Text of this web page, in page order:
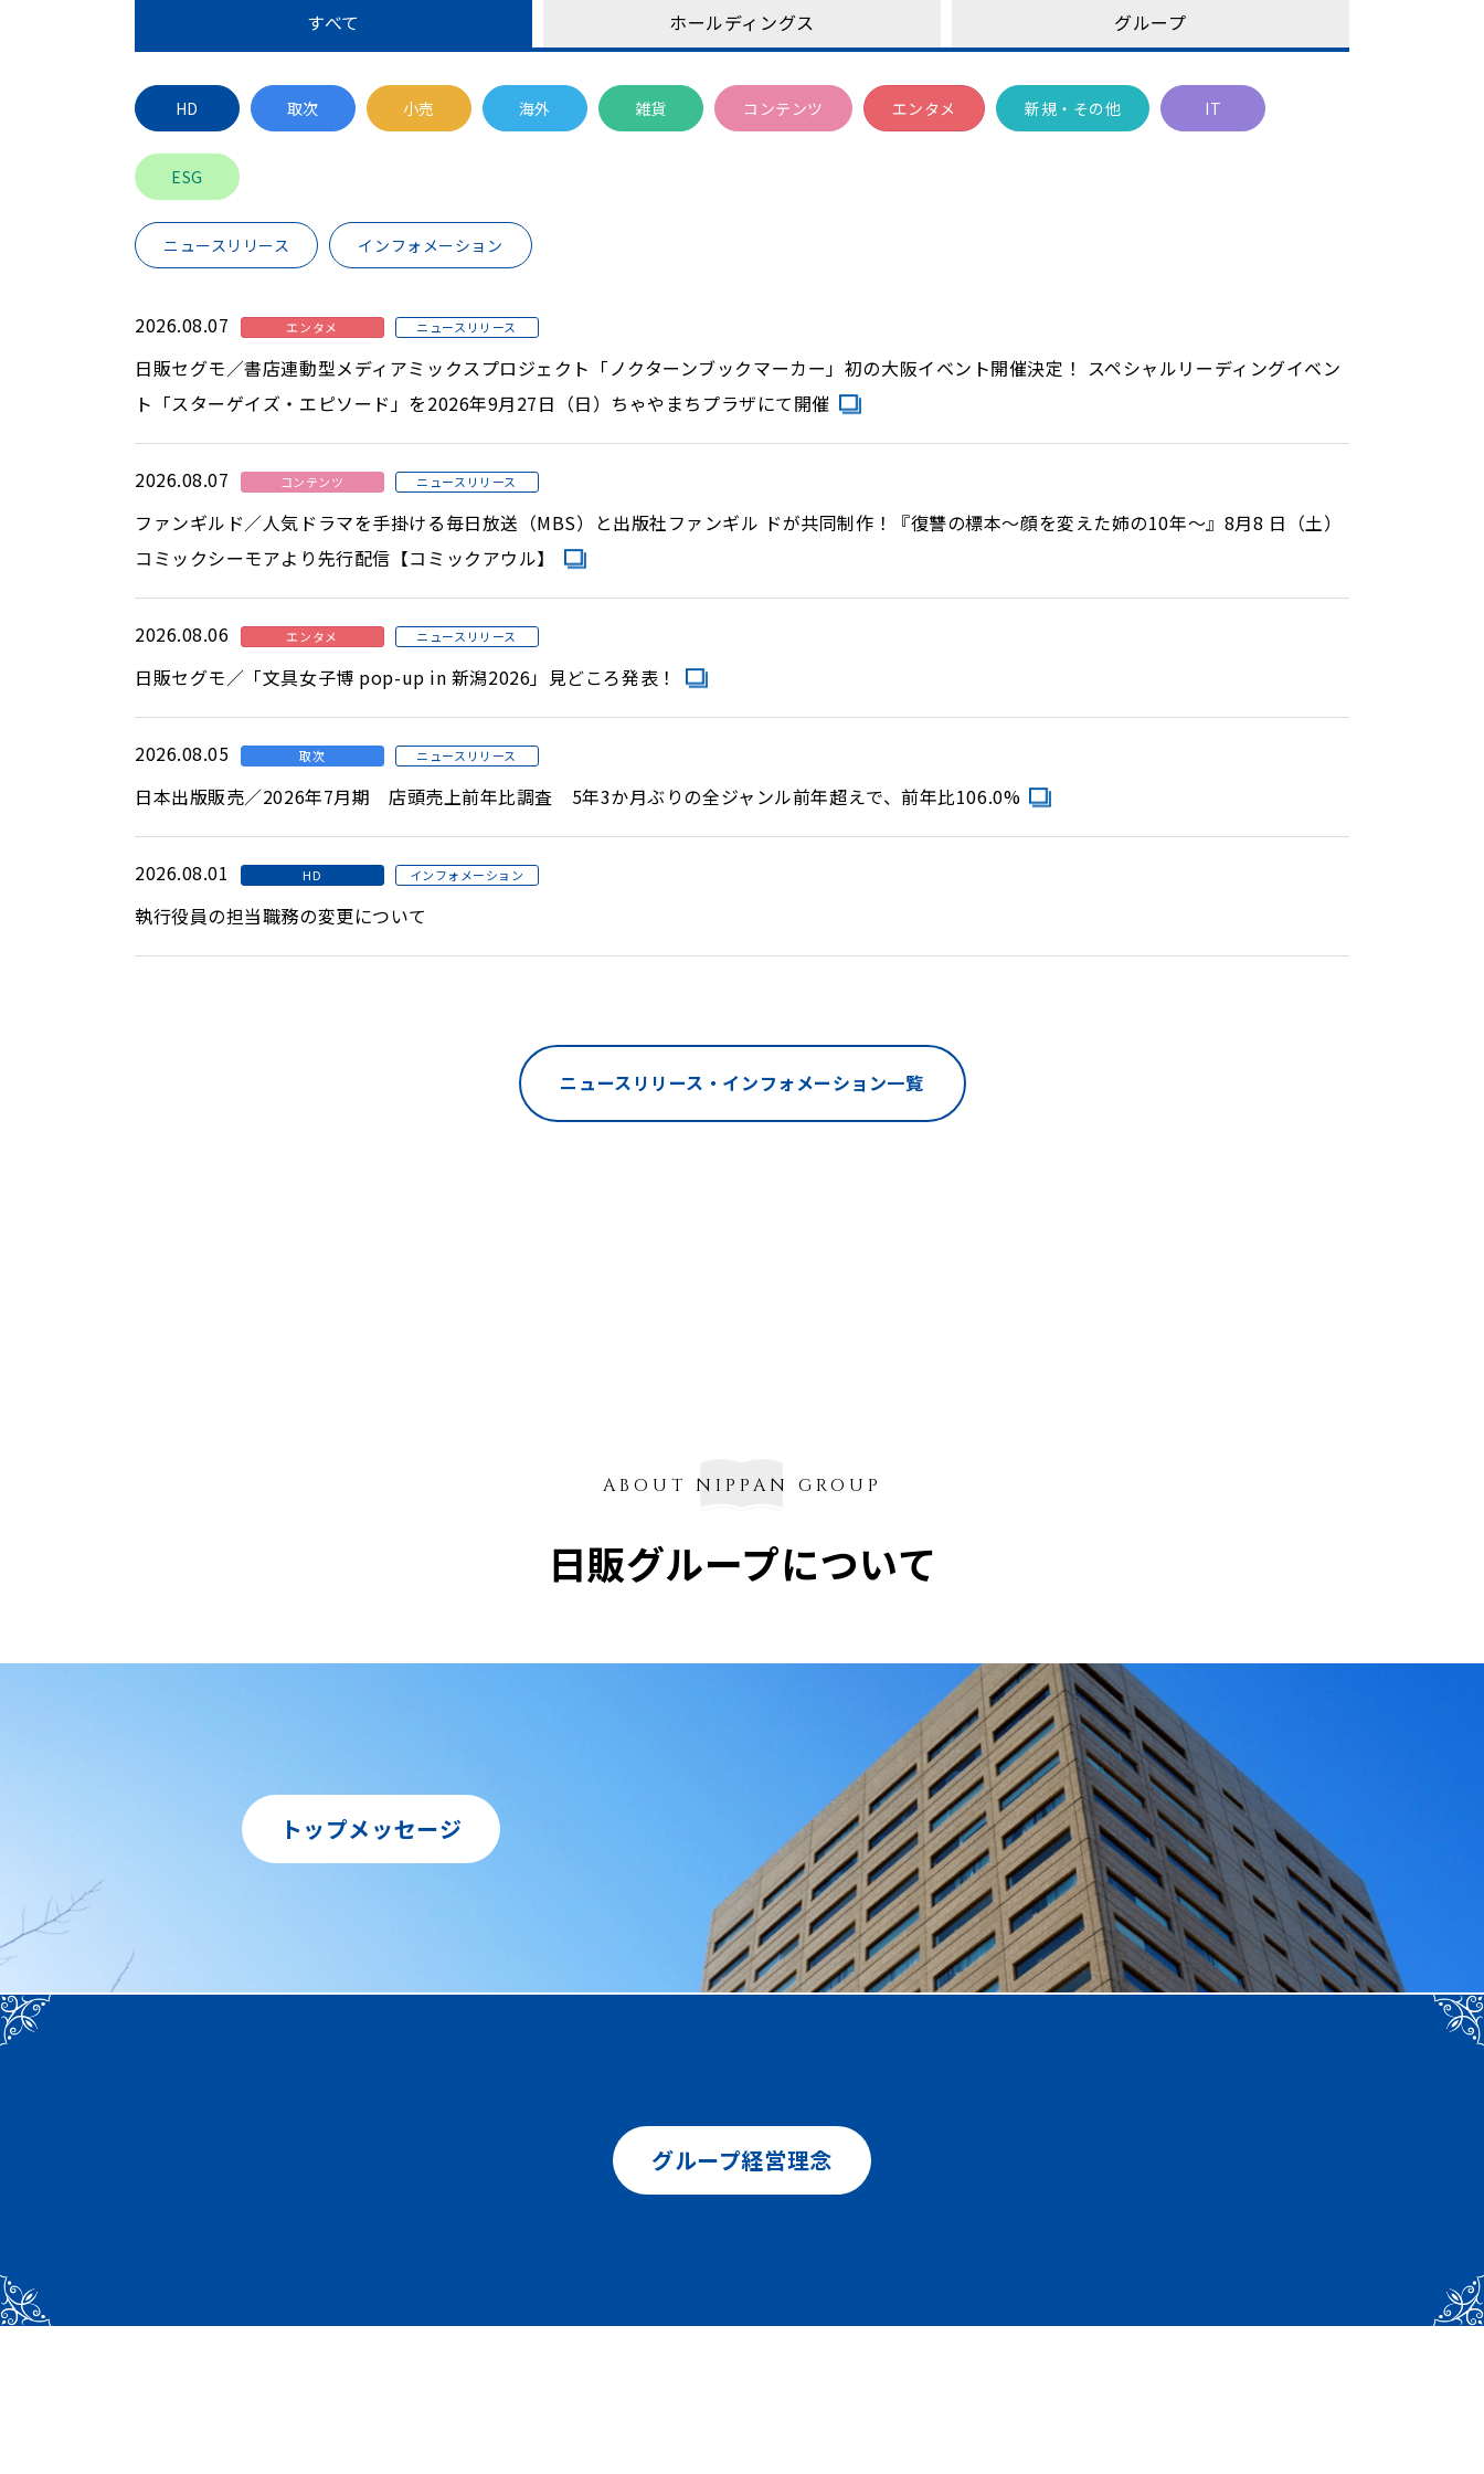
すべて ホールディングス グループ
HD 取次 小売 海外 雑貨 コンテンツ エンタメ 新規・その他 IT
ESG
ニュースリリース インフォメーション
2026.08.07 エンタメ ニュースリリース
日販セグモ／書店連動型メディアミックスプロジェクト「ノクターンブックマーカー」初の大阪イベント開催決定！ スペシャルリーディングイベン
ト「スターゲイズ・エピソード」を2026年9月27日（日）ちゃやまちプラザにて開催
2026.08.07 コンテンツ ニュースリリース
ファンギルド／人気ドラマを手掛ける毎日放送（MBS）と出版社ファンギル ドが共同制作！『復讐の標本～顔を変えた姉の10年～』8月8 日（土）
コミックシーモアより先行配信【コミックアウル】
2026.08.06 エンタメ ニュースリリース
日販セグモ／「文具女子博 pop-up in 新潟2026」見どころ発表！
2026.08.05 取次 ニュースリリース
日本出版販売／2026年7月期 店頭売上前年比調査 5年3か月ぶりの全ジャンル前年超えで、前年比106.0%
2026.08.01 HD インフォメーション
執行役員の担当職務の変更について
ニュースリリース・インフォメーション一覧
ABOUT NIPPAN GROUP
日販グループについて
トップメッセージ
グループ経営理念